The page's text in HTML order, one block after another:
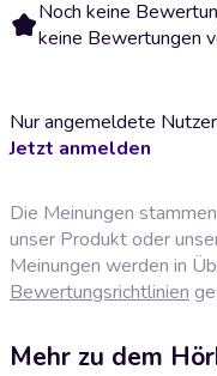
Noch keine
keine Bewertungen
Nur angemeldete
Jetzt anmelden
Die Meinungen
unser Produkt oder
Meinungen werden in
Bewertungsrichtlinien
Mehr zu dem